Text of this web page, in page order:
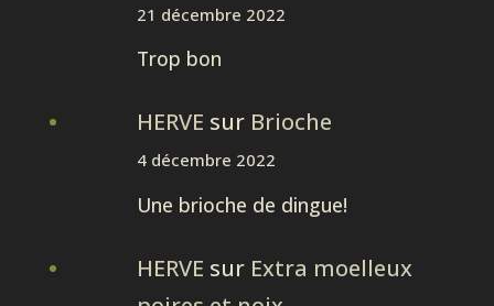
21 décembre 2022
Trop bon
HERVE sur Brioche
4 décembre 2022
Une brioche de dingue!
HERVE sur Extra moelleux